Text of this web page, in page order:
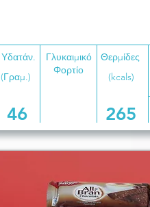
Υδατάν.
Γλυκαιμικό
Φορτίο
(Γραμ.)
Θερμίδες
(kcals)
46 265